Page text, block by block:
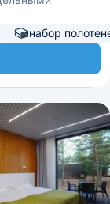
набор